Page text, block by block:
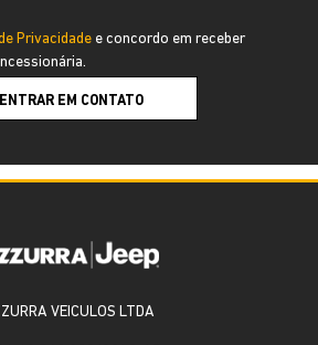
Privacidade e concordo em receber
ENTRAR EM CONTATO
VEICULOS LTDA